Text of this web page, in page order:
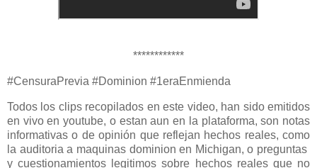
************
#CensuraPrevia #Dominion #1eraEnmienda
Todos los clips recopilados en este video, han sido emitidos
en vivo en youtube, o estan aun en la plataforma, son notas
informativas o de opinión que reflejan hechos reales, como
la auditoria a maquinas dominion en Michigan, o preguntas
y cuestionamientos legitimos sobre hechos reales que no